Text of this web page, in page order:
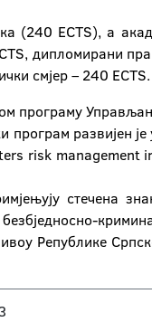
(240 ECTS), а
дипломирани
смјер – 240 ECTS.
програму
програм развијен
risk management
стечена
Републике